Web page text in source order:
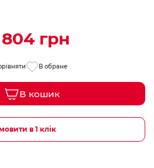
грн
В обране
В кошик
в 1 клік